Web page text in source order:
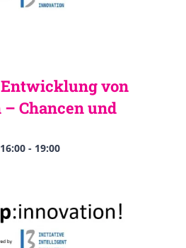
von
Chancen und
- 19:00